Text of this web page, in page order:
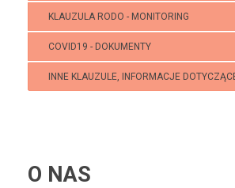
KLAUZULA RODO - MONITORING
COVID19 - DOKUMENTY
INNE KLAUZULE, INFORMACJE
O NAS